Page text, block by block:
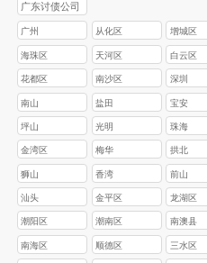
广东讨债公司
广州 从化区 增城区
海珠区 天河区 白云区
花都区 南沙区 深圳
南山 盐田 宝安
坪山 光明 珠海
金湾区 梅华 拱北
狮山 香湾 前山
汕头 金平区 龙湖区
‌潮阳区 ‌潮南区 南澳县
南海区 顺德区 三水区